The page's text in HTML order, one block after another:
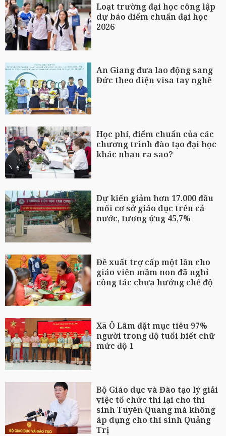
Loạt trường đại học công lập
dự báo điểm chuẩn đại học
2026
An Giang đưa lao động sang
Đức theo diện visa tay nghề
Học phí, điểm chuẩn của các
chương trình đào tạo đại học
khác nhau ra sao?
Dự kiến giảm hơn 17.000 đầu
mối cơ sở giáo dục trên cả
nước, tương ứng 45,7%
Đề xuất trợ cấp một lần cho
giáo viên mầm non đã nghỉ
công tác chưa hưởng chế độ
Xã Ô Lâm đặt mục tiêu 97%
người trong độ tuổi biết chữ
mức độ 1
Bộ Giáo dục và Đào tạo lý giải
việc tổ chức thi lại cho thí
sinh Tuyên Quang mà không
áp dụng cho thí sinh Quảng
Trị